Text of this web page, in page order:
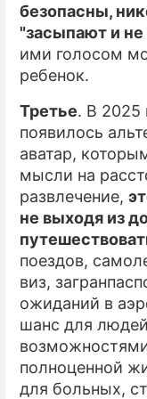
безопасны,
"засыпают и
ими голосом
ребенок.
Третье. В 2025
появилось
аватар,
мысли на
развлечение,
не выходя из
поездов,
виз,
ожиданий в
шанс для
полноценной
для больных,